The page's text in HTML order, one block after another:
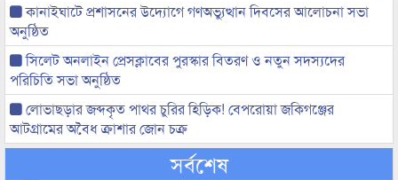
কানাইঘাটে প্রশাসনের উদ্যোগে গণঅভ্যুত্থান দিবসের আলোচনা সভা
অনুষ্ঠিত
সিলেট অনলাইন প্রেসক্লাবের পুরস্কার বিতরণ ও নতুন সদস্যদের
পরিচিতি সভা অনুষ্ঠিত
লোভাছড়ার জব্দকৃত পাথর চুরির হিড়িক! বেপরোয়া জকিগঞ্জের
আটগ্রামের অবৈধ ক্রাশার জোন চক্র
সর্বশেষ